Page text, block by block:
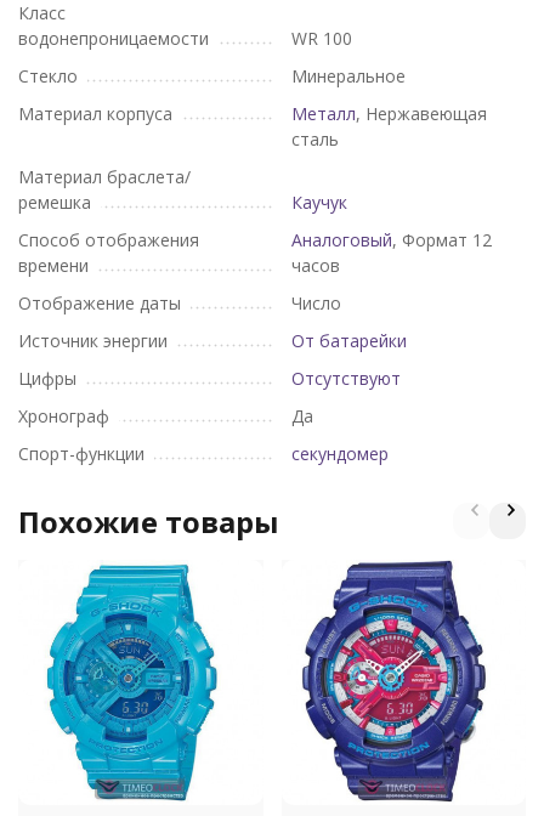
Класс
водонепроницаемости
WR 100
Стекло
Минеральное
Материал корпуса
Металл, Нержавеющая
сталь
Материал браслета/
ремешка
Каучук
Способ отображения
времени
Аналоговый, Формат 12
часов
Отображение даты
Число
Источник энергии
От батарейки
Цифры
Отсутствуют
Хронограф
Да
Спорт-функции
секундомер
Похожие товары